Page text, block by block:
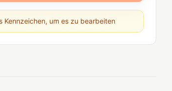
Kennzeichen, um es zu bearbeiten